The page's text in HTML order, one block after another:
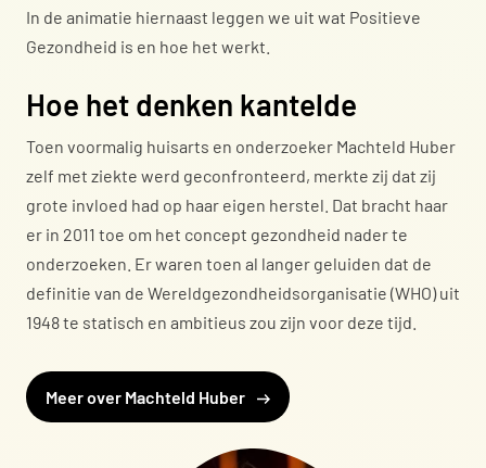
In de animatie hiernaast leggen we uit wat Positieve
Gezondheid is en hoe het werkt.
Hoe het denken kantelde
Toen voormalig huisarts en onderzoeker Machteld Huber
zelf met ziekte werd geconfronteerd, merkte zij dat zij
grote invloed had op haar eigen herstel. Dat bracht haar
er in 2011 toe om het concept gezondheid nader te
onderzoeken. Er waren toen al langer geluiden dat de
definitie van de Wereldgezondheidsorganisatie (WHO) uit
1948 te statisch en ambitieus zou zijn voor deze tijd.
Meer over Machteld Huber